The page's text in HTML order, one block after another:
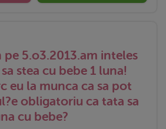
pe 5.o3.2013.am inteles
stea cu bebe 1 luna!
eu la munca ca sa pot
obligatoriu ca tata sa
cu bebe?